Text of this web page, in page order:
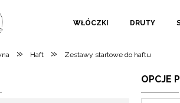
WŁÓCZKI DRUTY
» Haft » Zestawy startowe do haftu
OPCJE